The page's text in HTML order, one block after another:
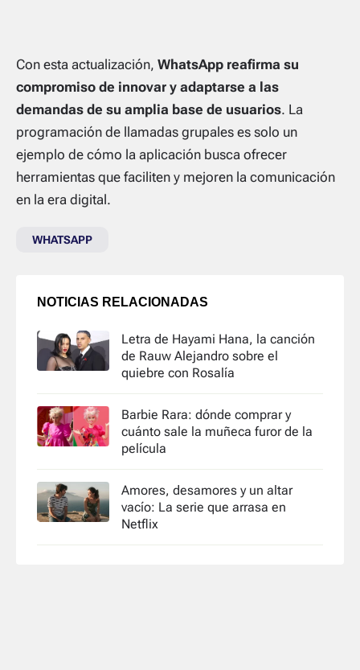
Con esta actualización, WhatsApp reafirma su
compromiso de innovar y adaptarse a las
demandas de su amplia base de usuarios. La
programación de llamadas grupales es solo un
ejemplo de cómo la aplicación busca ofrecer
herramientas que faciliten y mejoren la comunicación
en la era digital.
WHATSAPP
NOTICIAS RELACIONADAS
Letra de Hayami Hana, la canción
de Rauw Alejandro sobre el
quiebre con Rosalía
Barbie Rara: dónde comprar y
cuánto sale la muñeca furor de la
película
Amores, desamores y un altar
vacío: La serie que arrasa en
Netflix